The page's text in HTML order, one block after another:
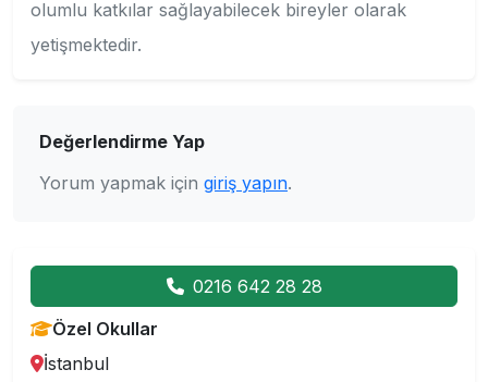
olumlu katkılar sağlayabilecek bireyler olarak
yetişmektedir.
Değerlendirme Yap
Yorum yapmak için giriş yapın.
0216 642 28 28
Özel Okullar
İstanbul